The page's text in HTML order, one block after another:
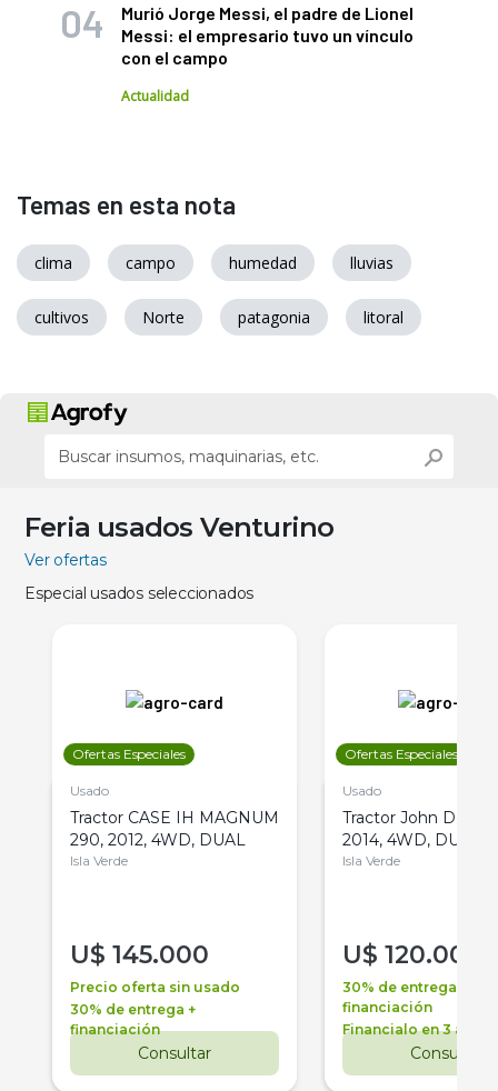
Murió Jorge Messi, el padre de Lionel
Messi: el empresario tuvo un vínculo
con el campo
Actualidad
Temas en esta nota
clima campo humedad lluvias
cultivos Norte patagonia litoral
Feria usados Venturino
Ver ofertas
Especial usados seleccionados
Ofertas Especiales
Usado
Tractor CASE IH MAGNUM
290, 2012, 4WD, DUAL
Isla Verde
U$ 145.000
Precio oferta sin usado
30% de entrega +
financiación
Consultar
Ofertas Especiales
Usado
Tractor John Deere
2014, 4WD, DUAL
Isla Verde
U$ 120.000
30% de entrega +
financiación
Financialo en 3 años
Consultar